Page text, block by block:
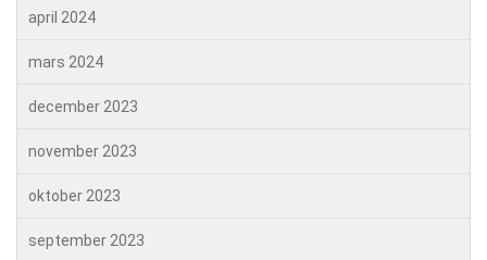
april 2024
mars 2024
december 2023
november 2023
oktober 2023
september 2023